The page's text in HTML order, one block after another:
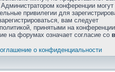
конференции
привилегии для
вам следует
принятыми на
на форумах означает согласие со
о конфиденциальности